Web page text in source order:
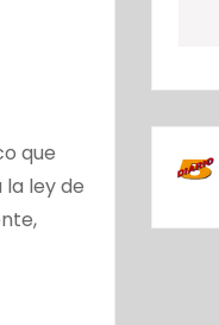
que
la ley de